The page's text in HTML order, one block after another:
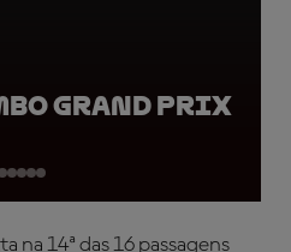
Grand Prix
na 14ª das 16 passagens